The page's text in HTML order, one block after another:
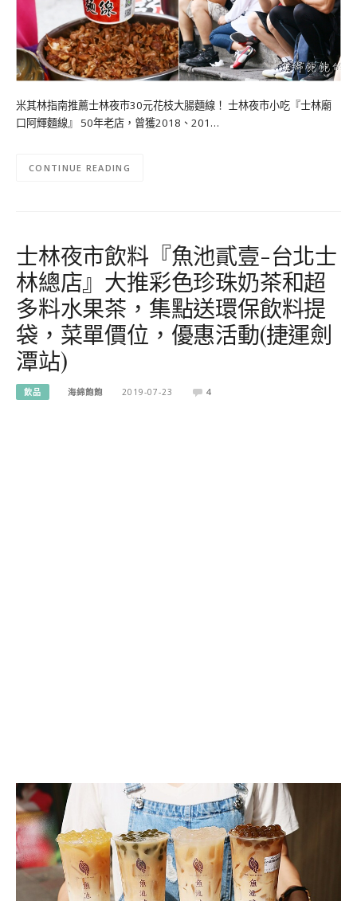
米其林指南推薦士林夜市30元花枝大腸麵線！ 士林夜市小吃『士林廟
口阿輝麵線』 50年老店，曾獲2018、201…
CONTINUE READING
士林夜市飲料『魚池貳壹-台北士
林總店』大推彩色珍珠奶茶和超
多料水果茶，集點送環保飲料提
袋，菜單價位，優惠活動(捷運劍
潭站)
飲品 海綿飽飽 2019-07-23 4